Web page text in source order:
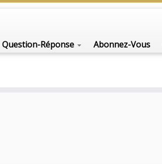
Question-Réponse Abonnez-Vous